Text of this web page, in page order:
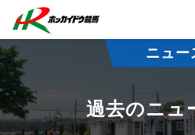
ニュー
過去のニュ